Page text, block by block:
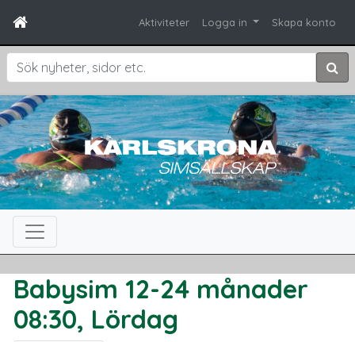
Aktiviteter Logga in Skapa konto
Sök
Babysim 12-24 månader
08:30, Lördag